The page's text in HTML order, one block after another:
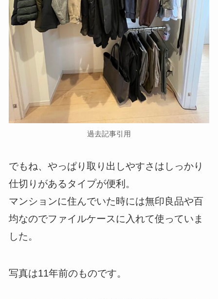
過去記事引用
でもね、やっぱり取り出しやすさはしっかり
仕切りがあるタイプが便利。
マンションに住んでいた時には無印良品や百
均なのでファイルケースに入れて使っていま
した。
写真は11年前のものです。